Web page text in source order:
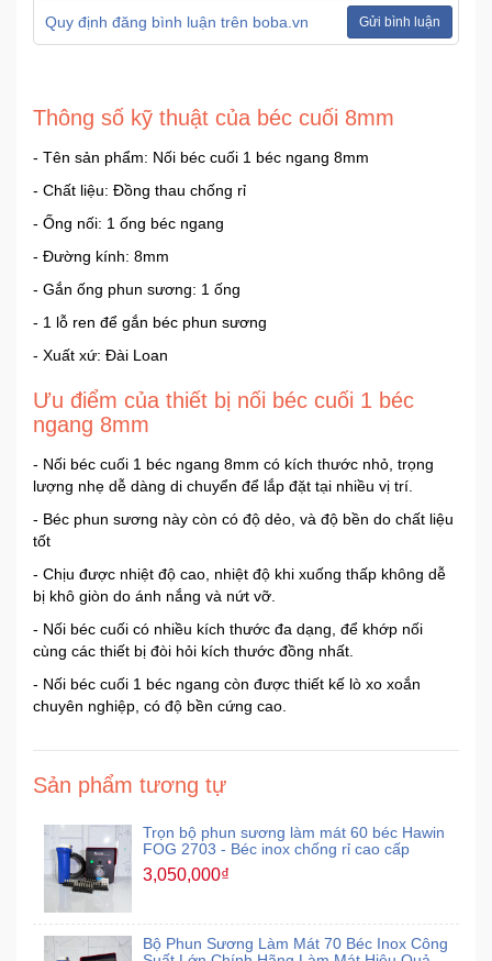
Quy định đăng bình luận trên boba.vn Gửi bình luận
Thông số kỹ thuật của béc cuối 8mm
- Tên sản phẩm: Nối béc cuối 1 béc ngang 8mm
- Chất liệu: Đồng thau chống rỉ
- Ống nối: 1 ống béc ngang
- Đường kính: 8mm
- Gắn ống phun sương: 1 ống
- 1 lỗ ren để gắn béc phun sương
- Xuất xứ: Đài Loan
Ưu điểm của thiết bị nối béc cuối 1 béc
ngang 8mm
- Nối béc cuối 1 béc ngang 8mm có kích thước nhỏ, trọng
lượng nhẹ dễ dàng di chuyển để lắp đặt tại nhiều vị trí.
- Béc phun sương này còn có độ dẻo, và độ bền do chất liệu
tốt
- Chịu được nhiệt độ cao, nhiệt độ khi xuống thấp không dễ
bị khô giòn do ánh nắng và nứt vỡ.
- Nối béc cuối có nhiều kích thước đa dạng, để khớp nối
cùng các thiết bị đòi hỏi kích thước đồng nhất.
- Nối béc cuối 1 béc ngang còn được thiết kế lò xo xoắn
chuyên nghiệp, có độ bền cứng cao.
Sản phẩm tương tự
Trọn bộ phun sương làm mát 60 béc Hawin
FOG 2703 - Béc inox chống rỉ cao cấp
3,050,000₫
Bộ Phun Sương Làm Mát 70 Béc Inox Công